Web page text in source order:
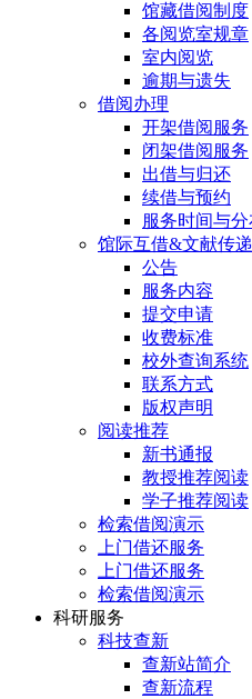
馆藏借阅制度
各阅览室规章
室内阅览
逾期与遗失
借阅办理
开架借阅服务
闭架借阅服务
出借与归还
续借与预约
服务时间与
馆际互借&文献传递
公告
服务内容
提交申请
收费标准
校外查询系统
联系方式
版权声明
阅读推荐
新书通报
教授推荐阅读
学子推荐阅读
检索借阅演示
上门借还服务
上门借还服务
检索借阅演示
科研服务
科技查新
查新站简介
查新流程